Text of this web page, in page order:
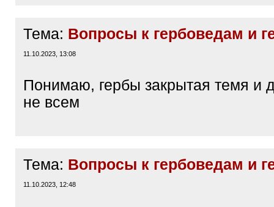
Тема: Вопросы к гербоведам и
11.10.2023, 13:08
Понимаю, гербы закрытая темя и
не всем
Тема: Вопросы к гербоведам и
11.10.2023, 12:48